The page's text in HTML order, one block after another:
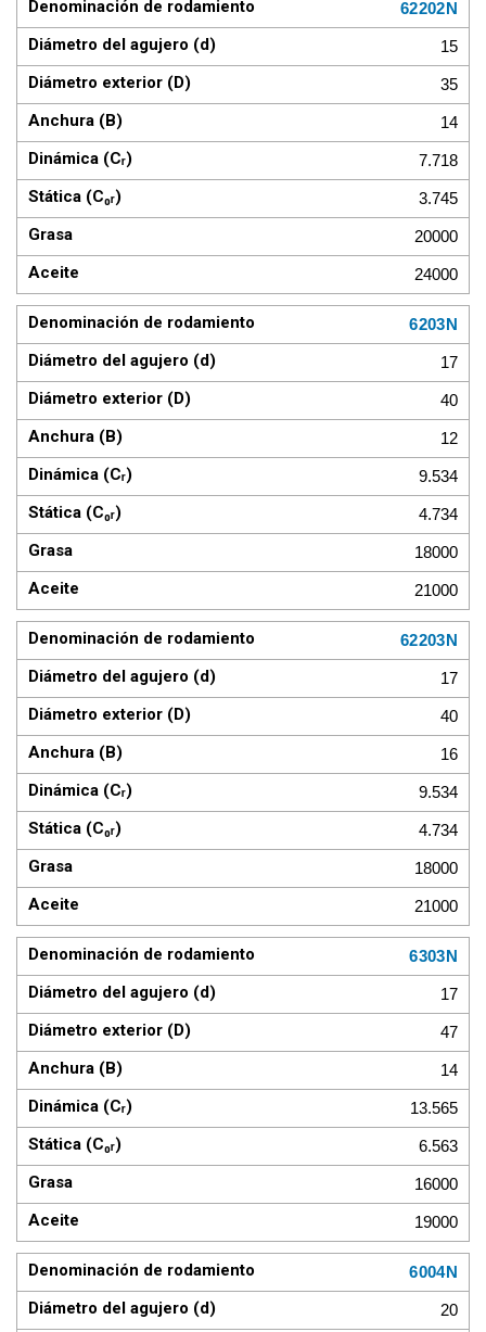
62202N
15
35
14
7.718
3.745
20000
24000
6203N
17
40
12
9.534
4.734
18000
21000
62203N
17
40
16
9.534
4.734
18000
21000
6303N
17
47
14
13.565
6.563
16000
19000
6004N
20